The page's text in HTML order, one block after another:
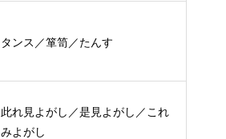
タンス／箪笥／たんす
此れ見よがし／是見よがし／これ
みよがし